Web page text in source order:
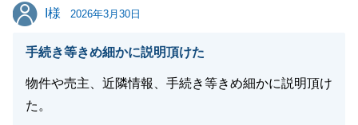
閉じる
I様
I様 2026年3月30日
手続き等きめ細かに説明頂けた
物件や売主、近隣情報、手続き等きめ細かに説明頂け
た。